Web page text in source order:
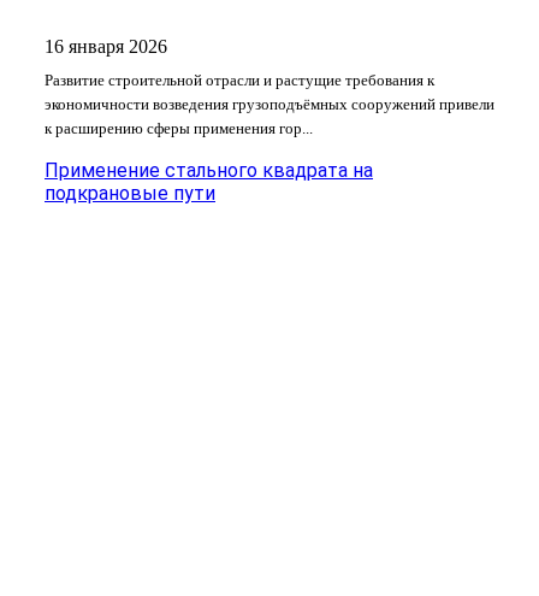
16 января 2026
Развитие строительной отрасли и растущие требования к
экономичности возведения грузоподъёмных сооружений привели
к расширению сферы применения гор...
Применение стального квадрата на
подкрановые пути